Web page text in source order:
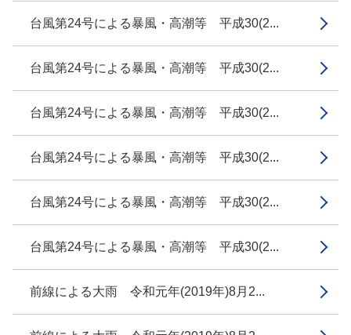
台風第24号による暴風・高潮等 平成30(2...
台風第24号による暴風・高潮等 平成30(2...
台風第24号による暴風・高潮等 平成30(2...
台風第24号による暴風・高潮等 平成30(2...
台風第24号による暴風・高潮等 平成30(2...
台風第24号による暴風・高潮等 平成30(2...
前線による大雨 令和元年(2019年)8月2...